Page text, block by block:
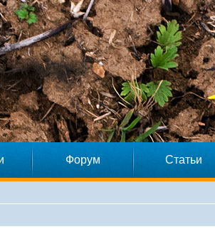
Форум Статьи